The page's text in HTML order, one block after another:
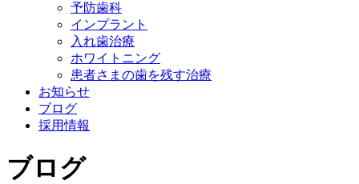
予防歯科
インプラント
入れ歯治療
ホワイトニング
患者さまの歯を残す治療
お知らせ
ブログ
採用情報
ブログ